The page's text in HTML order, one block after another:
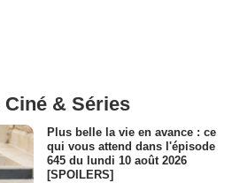
& Séries
Plus belle la vie en avance : ce
qui vous attend dans l'épisode
645 du lundi 10 août 2026
[SPOILERS]